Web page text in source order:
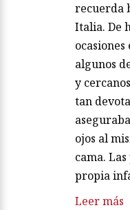
recuerda
Italia. De
algunos
y
tan
ojos al
cama.
propia
Leer más